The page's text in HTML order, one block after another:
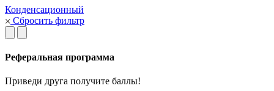
Конденсационный
Сбросить фильтр
Реферальная программа
Приведи друга получите баллы!